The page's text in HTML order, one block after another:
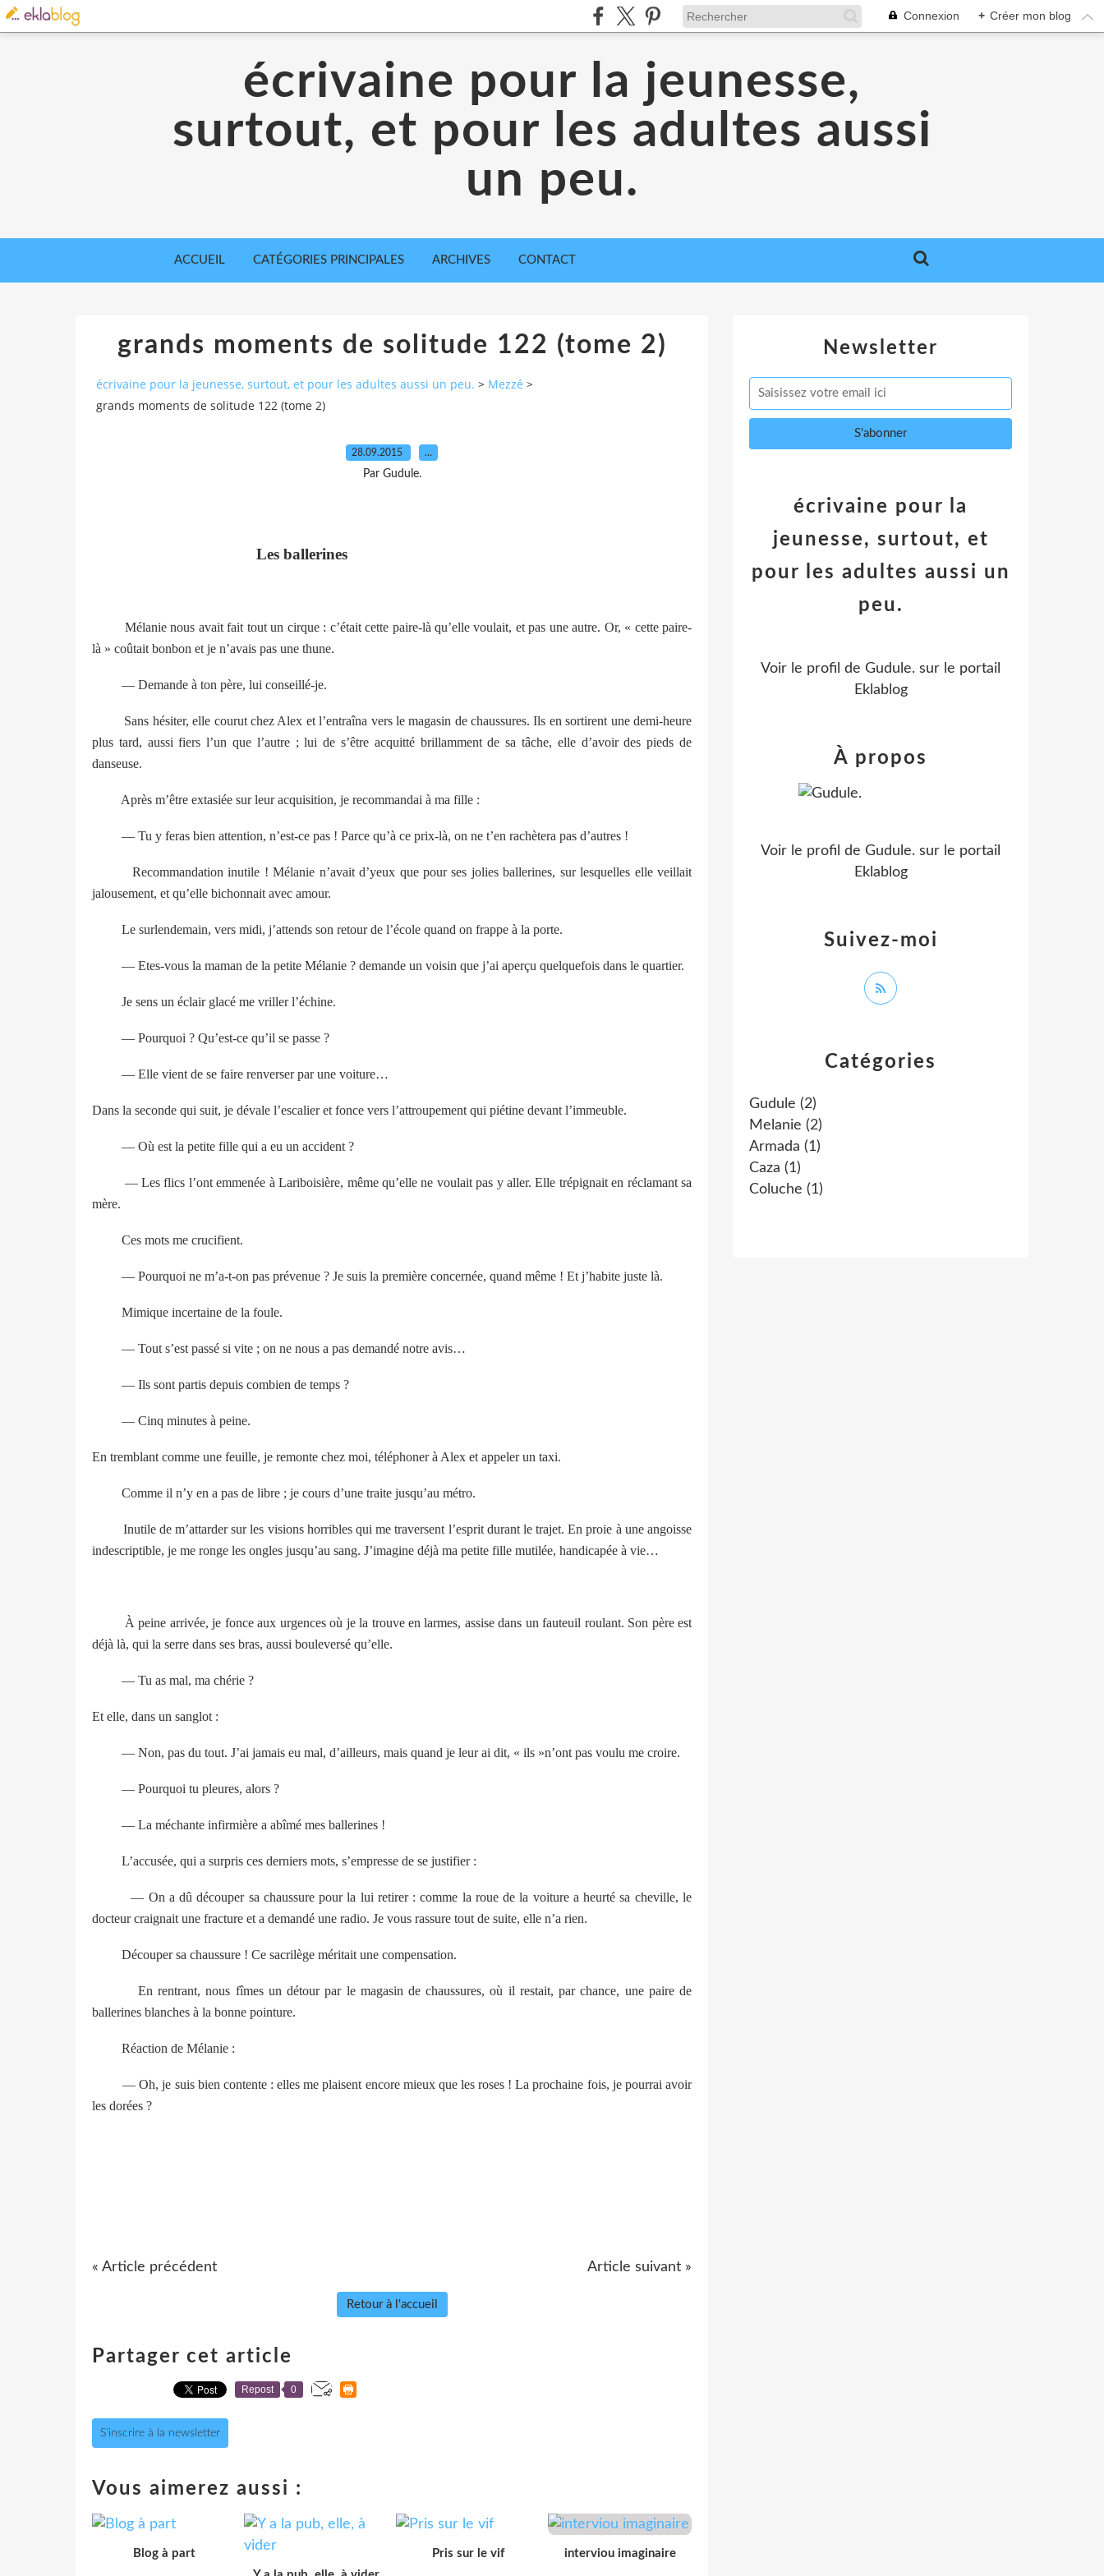
Connexion + Créer mon blog
écrivaine pour la jeunesse,
surtout, et pour les adultes aussi
un peu.
ACCUEIL CATÉGORIES PRINCIPALES ARCHIVES CONTACT
grands moments de solitude 122 (tome 2)
écrivaine pour la jeunesse, surtout, et pour les adultes aussi un peu. > Mezzé >
grands moments de solitude 122 (tome 2)
28.09.2015 …
Par Gudule.
Les ballerines
Mélanie nous avait fait tout un cirque : c’était cette paire-là qu’elle voulait, et pas une autre. Or, « cette paire-
là » coûtait bonbon et je n’avais pas une thune.
— Demande à ton père, lui conseillé-je.
Sans hésiter, elle courut chez Alex et l’entraîna vers le magasin de chaussures. Ils en sortirent une demi-heure
plus tard, aussi fiers l’un que l’autre ; lui de s’être acquitté brillamment de sa tâche, elle d’avoir des pieds de
danseuse.
Après m’être extasiée sur leur acquisition, je recommandai à ma fille :
— Tu y feras bien attention, n’est-ce pas ! Parce qu’à ce prix-là, on ne t’en rachètera pas d’autres !
Recommandation inutile ! Mélanie n’avait d’yeux que pour ses jolies ballerines, sur lesquelles elle veillait
jalousement, et qu’elle bichonnait avec amour.
Le surlendemain, vers midi, j’attends son retour de l’école quand on frappe à la porte.
— Etes-vous la maman de la petite Mélanie ? demande un voisin que j’ai aperçu quelquefois dans le quartier.
Je sens un éclair glacé me vriller l’échine.
— Pourquoi ? Qu’est-ce qu’il se passe ?
— Elle vient de se faire renverser par une voiture…
Dans la seconde qui suit, je dévale l’escalier et fonce vers l’attroupement qui piétine devant l’immeuble.
— Où est la petite fille qui a eu un accident ?
— Les flics l’ont emmenée à Lariboisière, même qu’elle ne voulait pas y aller. Elle trépignait en réclamant sa
mère.
Ces mots me crucifient.
— Pourquoi ne m’a-t-on pas prévenue ? Je suis la première concernée, quand même ! Et j’habite juste là.
Mimique incertaine de la foule.
— Tout s’est passé si vite ; on ne nous a pas demandé notre avis…
— Ils sont partis depuis combien de temps ?
— Cinq minutes à peine.
En tremblant comme une feuille, je remonte chez moi, téléphoner à Alex et appeler un taxi.
Comme il n’y en a pas de libre ; je cours d’une traite jusqu’au métro.
Inutile de m’attarder sur les visions horribles qui me traversent l’esprit durant le trajet. En proie à une angoisse
indescriptible, je me ronge les ongles jusqu’au sang. J’imagine déjà ma petite fille mutilée, handicapée à vie…
À peine arrivée, je fonce aux urgences où je la trouve en larmes, assise dans un fauteuil roulant. Son père est
déjà là, qui la serre dans ses bras, aussi bouleversé qu’elle.
— Tu as mal, ma chérie ?
Et elle, dans un sanglot :
— Non, pas du tout. J’ai jamais eu mal, d’ailleurs, mais quand je leur ai dit, « ils »n’ont pas voulu me croire.
— Pourquoi tu pleures, alors ?
— La méchante infirmière a abîmé mes ballerines !
L’accusée, qui a surpris ces derniers mots, s’empresse de se justifier :
— On a dû découper sa chaussure pour la lui retirer : comme la roue de la voiture a heurté sa cheville, le
docteur craignait une fracture et a demandé une radio. Je vous rassure tout de suite, elle n’a rien.
Découper sa chaussure ! Ce sacrilège méritait une compensation.
En rentrant, nous fîmes un détour par le magasin de chaussures, où il restait, par chance, une paire de
ballerines blanches à la bonne pointure.
Réaction de Mélanie :
— Oh, je suis bien contente : elles me plaisent encore mieux que les roses ! La prochaine fois, je pourrai avoir
les dorées ?
« Article précédent Article suivant »
Retour à l'accueil
Partager cet article
Repost 0
S'inscrire à la newsletter
Vous aimerez aussi :
Blog à part
Pris sur le vif interviou imaginaire
Newsletter
Catégories
Gudule (2)
Melanie (2)
Armada (1)
Caza (1)
Coluche (1)
écrivaine pour la
jeunesse, surtout, et
pour les adultes aussi un
peu.
Voir le profil de Gudule. sur le portail
Eklablog
Suivez-moi
À propos
Voir le profil de Gudule. sur le portail
Eklablog